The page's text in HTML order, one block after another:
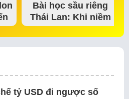
Bài học sầu riêng
Thái Lan: Khi niềm
tin thị trường bắt…
tỷ USD đi ngược số